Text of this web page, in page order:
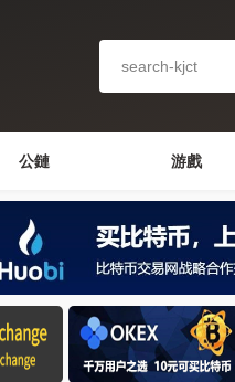
公鏈 游戲